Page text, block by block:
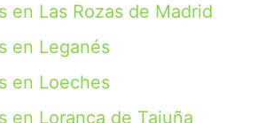
en Las Rozas de Madrid
en Leganés
en Loeches
en Loranca de Tajuña